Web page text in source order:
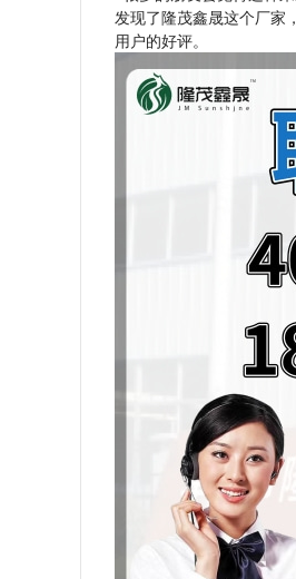
发现了隆茂鑫晟这个厂家
用户的好评。